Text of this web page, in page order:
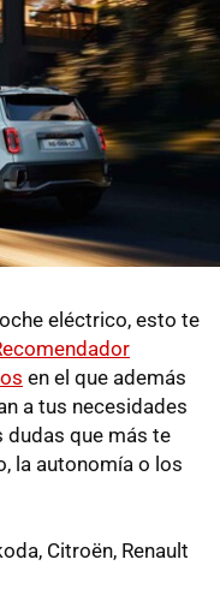
eléctrico, esto te
en el que además
a tus necesidades
dudas que más te
la autonomía o los
Citroën, Renault